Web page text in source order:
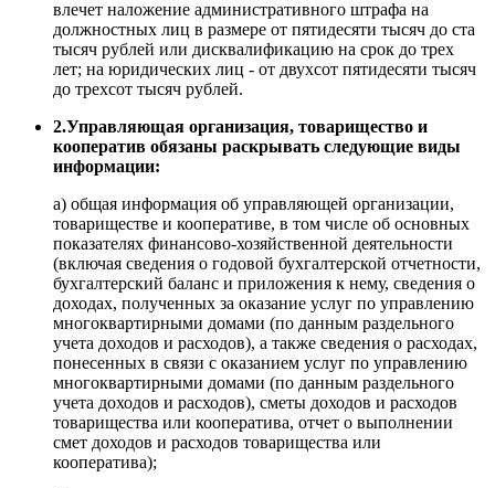
влечет наложение административного штрафа на
должностных лиц в размере от пятидесяти тысяч до ста
тысяч рублей или дисквалификацию на срок до трех
лет; на юридических лиц - от двухсот пятидесяти тысяч
до трехсот тысяч рублей.
2.Управляющая организация, товарищество и
кооператив обязаны раскрывать следующие виды
информации:
а) общая информация об управляющей организации,
товариществе и кооперативе, в том числе об основных
показателях финансово-хозяйственной деятельности
(включая сведения о годовой бухгалтерской отчетности,
бухгалтерский баланс и приложения к нему, сведения о
доходах, полученных за оказание услуг по управлению
многоквартирными домами (по данным раздельного
учета доходов и расходов), а также сведения о расходах,
понесенных в связи с оказанием услуг по управлению
многоквартирными домами (по данным раздельного
учета доходов и расходов), сметы доходов и расходов
товарищества или кооператива, отчет о выполнении
смет доходов и расходов товарищества или
кооператива);